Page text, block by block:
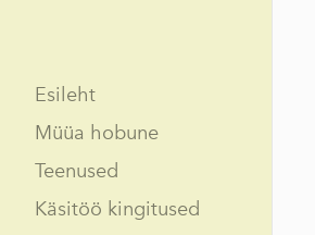
Esileht
Müüa hobune
Teenused
Käsitöö kingitused